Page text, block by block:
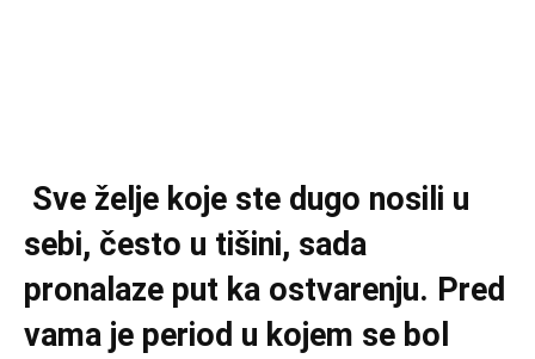
Sve želje koje ste dugo nosili u
sebi, često u tišini, sada
pronalaze put ka ostvarenju. Pred
vama je period u kojem se bol